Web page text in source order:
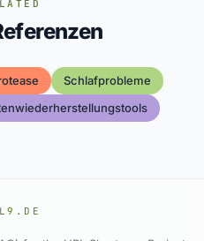
Schlafprobleme